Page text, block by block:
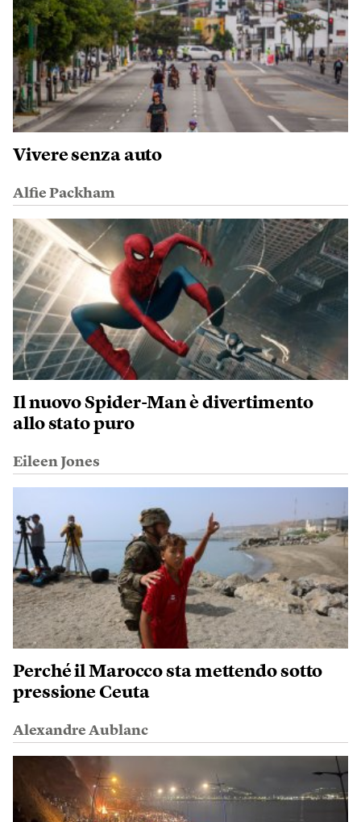
Vivere senza auto
Alfie Packham
Il nuovo Spider-Man è divertimento
allo stato puro
Eileen Jones
Perché il Marocco sta mettendo sotto
pressione Ceuta
Alexandre Aublanc